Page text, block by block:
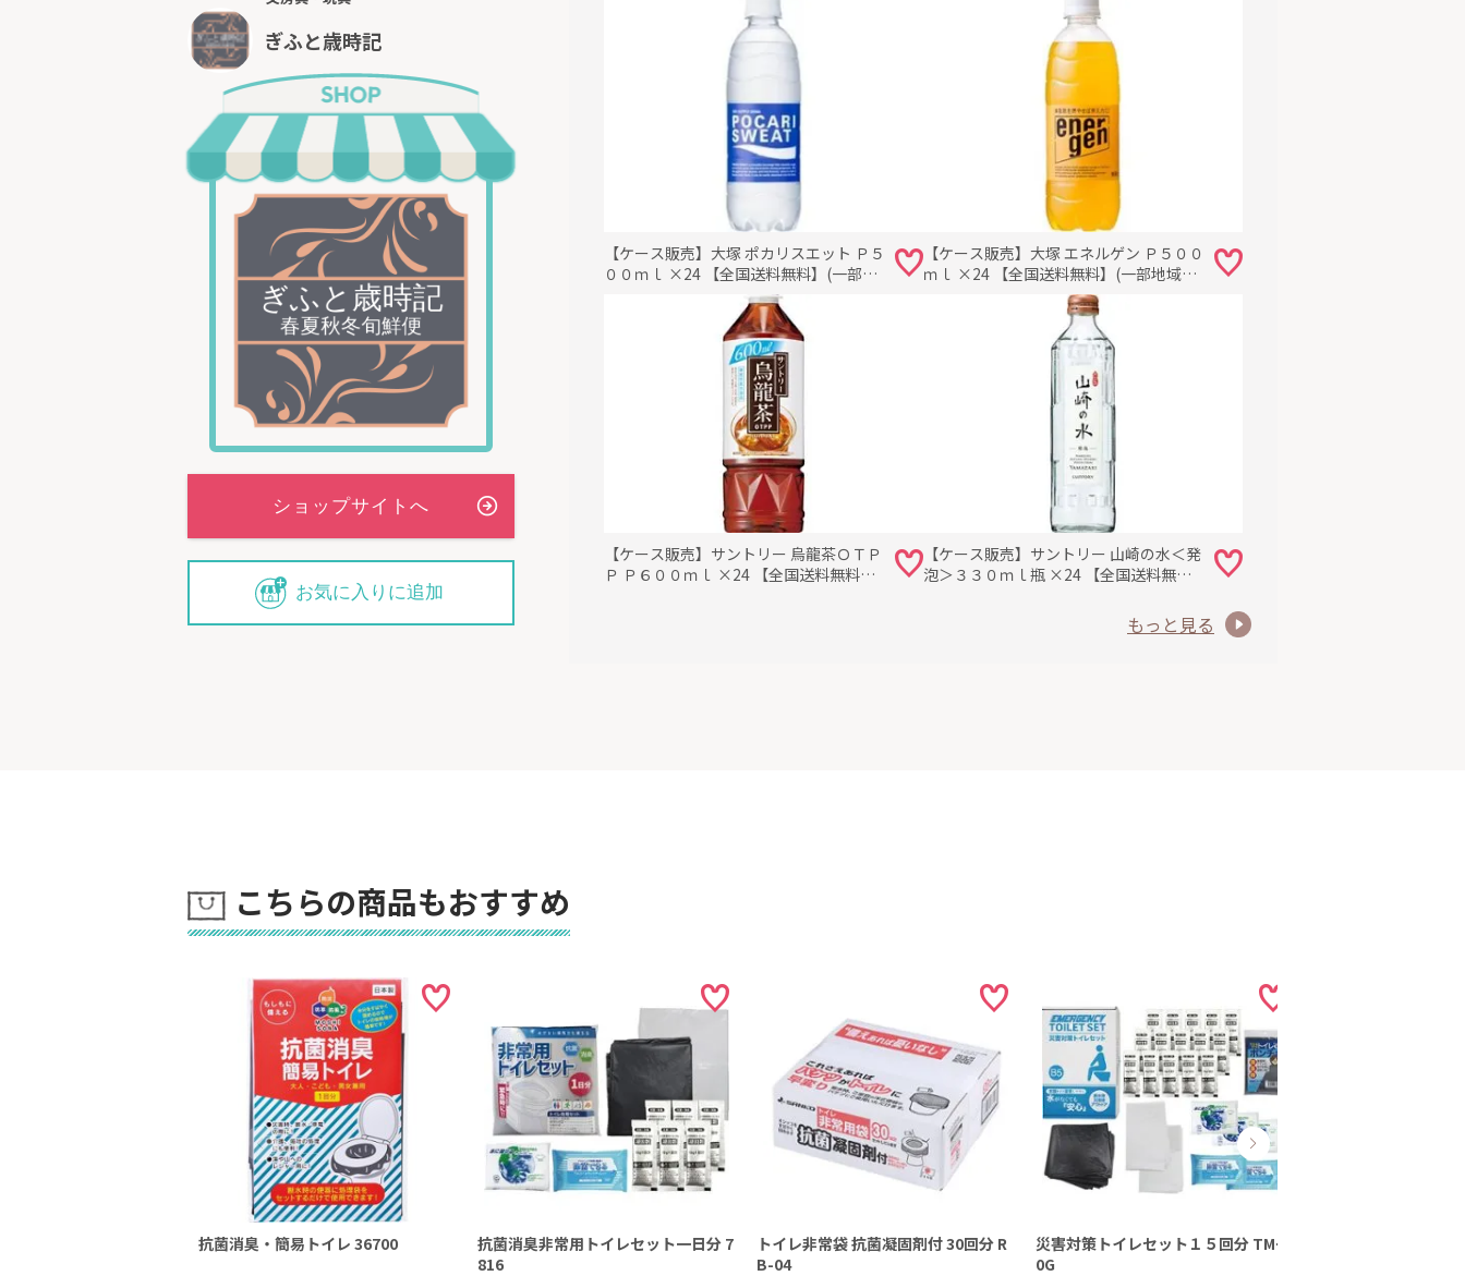
ぎふと歳時記
お気に入りに追加
【ケース販売】大塚 ポカリスエット Ｐ５
００ｍｌ ×24 【全国送料無料】(一部地
域別途)・まとめ買い・防災備蓄にも最適
【ケース販売】大塚 エネルゲン Ｐ５００
ｍｌ ×24 【全国送料無料】(一部地域別
途)・まとめ買い・防災備蓄にも最適
【ケース販売】サントリー 烏龍茶ＯＴＰ
Ｐ Ｐ６００ｍｌ ×24 【全国送料無料】
【ケース販売】サントリー 山崎の水＜発
泡＞３３０ｍｌ瓶 ×24 【全国送料無
もっと見る
こちらの商品もおすすめ
抗菌消臭・簡易トイレ 36700
抗菌消臭非常用トイレセット一日分 7
816
トイレ非常袋 抗菌凝固剤付 30回分 R
B-04
災害対策トイレセット１５回分 TMｰ3
0G